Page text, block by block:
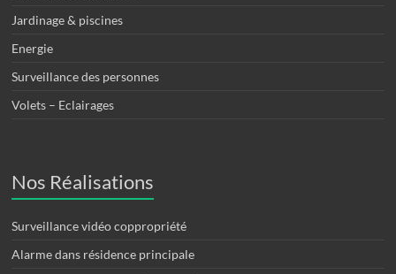
Jardinage & piscines
Energie
Surveillance des personnes
Volets – Eclairages
Nos Réalisations
Surveillance vidéo coppropriété
Alarme dans résidence principale